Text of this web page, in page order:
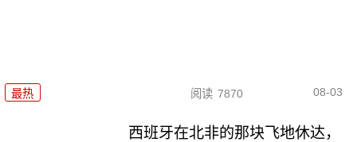
最热 阅读 7870 08-03
西班牙在北非的那块飞地休达，